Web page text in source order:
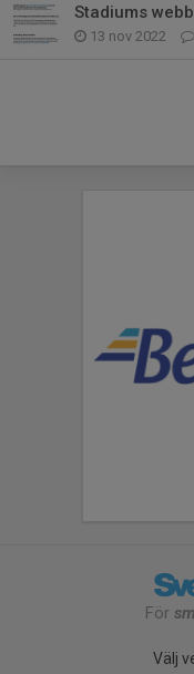
Stadiums
13 nov 2022
För
Välj